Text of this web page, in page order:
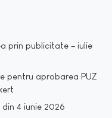
prin publicitate – iulie
pentru aprobarea PUZ
4 iunie 2026